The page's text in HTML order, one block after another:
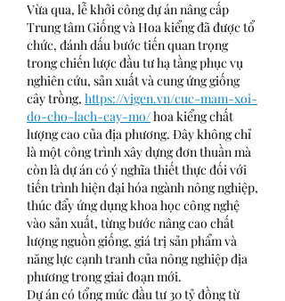
Vừa qua, lễ khởi công dự án nâng cấp
Trung tâm Giống và Hoa kiểng đã được tổ
chức, đánh dấu bước tiến quan trọng
trong chiến lược đầu tư hạ tầng phục vụ
nghiên cứu, sản xuất và cung ứng giống
cây trồng, https://vigen.vn/cuc-mam-xoi-
do-cho-lach-cay-mo/ hoa kiểng chất
lượng cao của địa phương. Đây không chỉ
là một công trình xây dựng đơn thuần mà
còn là dự án có ý nghĩa thiết thực đối với
tiến trình hiện đại hóa ngành nông nghiệp,
thúc đẩy ứng dụng khoa học công nghệ
vào sản xuất, từng bước nâng cao chất
lượng nguồn giống, giá trị sản phẩm và
năng lực cạnh tranh của nông nghiệp địa
phương trong giai đoạn mới.
Dự án có tổng mức đầu tư 30 tỷ đồng từ